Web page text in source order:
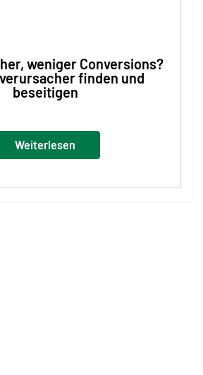
weniger Conversions?
finden und
beseitigen
Weiterlesen